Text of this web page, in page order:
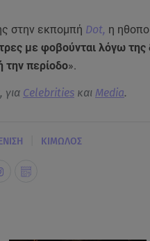
στην εκπομπή Dot, η
με φοβούνται λόγω
την περίοδο».
, για Celebritiesκαι Media.
ΚΙΜΩΛΟΣ